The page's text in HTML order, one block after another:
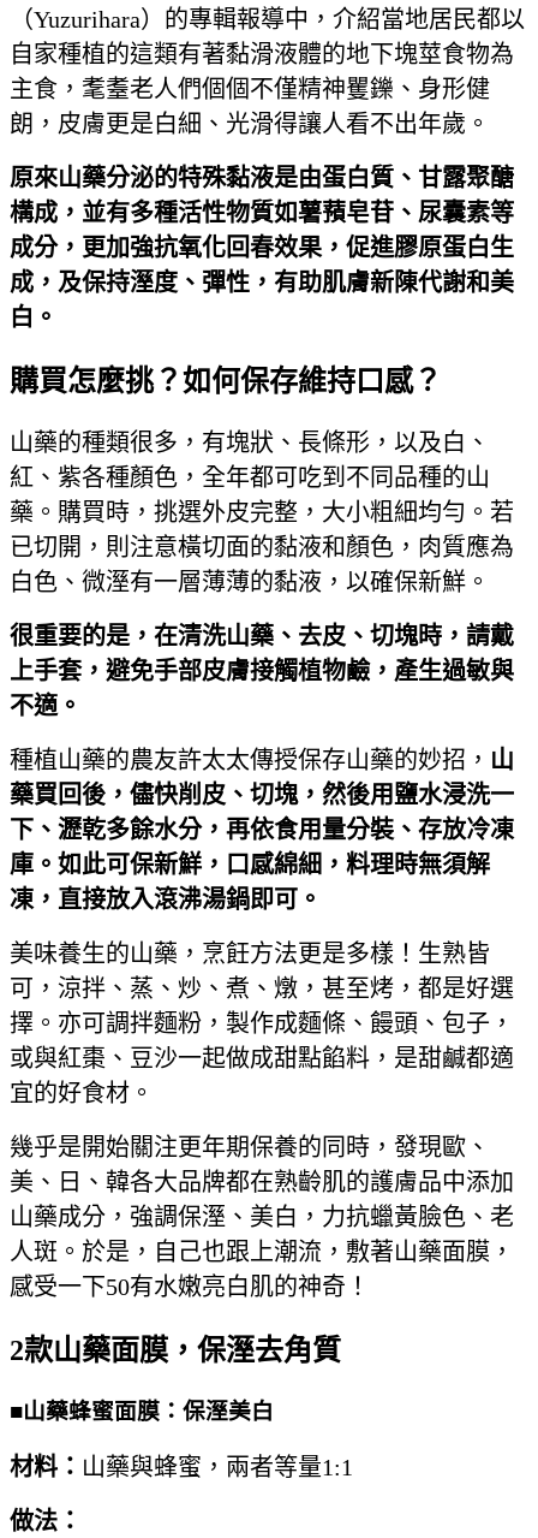
（Yuzurihara）的專輯報導中，介紹當地居民都以
自家種植的這類有著黏滑液體的地下塊莖食物為
主食，耄耋老人們個個不僅精神矍鑠、身形健
朗，皮膚更是白細、光滑得讓人看不出年歲。
原來山藥分泌的特殊黏液是由蛋白質、甘露聚醣
構成，並有多種活性物質如薯蕷皂苷、尿囊素等
成分，更加強抗氧化回春效果，促進膠原蛋白生
成，及保持溼度、彈性，有助肌膚新陳代謝和美
白。
購買怎麼挑？如何保存維持口感？
山藥的種類很多，有塊狀、長條形，以及白、
紅、紫各種顏色，全年都可吃到不同品種的山
藥。購買時，挑選外皮完整，大小粗細均勻。若
已切開，則注意橫切面的黏液和顏色，肉質應為
白色、微溼有一層薄薄的黏液，以確保新鮮。
很重要的是，在清洗山藥、去皮、切塊時，請戴
上手套，避免手部皮膚接觸植物鹼，產生過敏與
不適。
種植山藥的農友許太太傳授保存山藥的妙招， 山
藥買回後，儘快削皮、切塊，然後用鹽水浸洗一
下、瀝乾多餘水分，再依食用量分裝、存放冷凍
庫。如此可保新鮮，口感綿細，料理時無須解
凍，直接放入滾沸湯鍋即可。
美味養生的山藥，烹飪方法更是多樣！生熟皆
可，涼拌、蒸、炒、煮、燉，甚至烤，都是好選
擇。亦可調拌麵粉，製作成麵條、饅頭、包子，
或與紅棗、豆沙一起做成甜點餡料，是甜鹹都適
宜的好食材。
幾乎是開始關注更年期保養的同時，發現歐、
美、日、韓各大品牌都在熟齡肌的護膚品中添加
山藥成分，強調保溼、美白，力抗蠟黃臉色、老
人斑。於是，自己也跟上潮流，敷著山藥面膜，
感受一下50有水嫩亮白肌的神奇！
2款山藥面膜，保溼去角質
■山藥蜂蜜面膜：保溼美白
材料： 山藥與蜂蜜，兩者等量1:1
做法：